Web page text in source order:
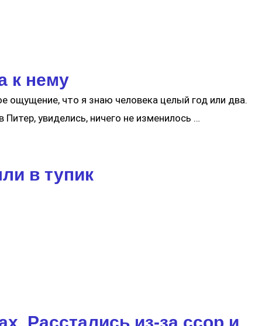
к нему
ощущение, что я знаю человека целый год или два.
увиделись, ничего не изменилось …
в тупик